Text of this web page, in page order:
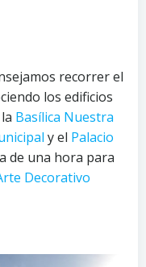
recorrer el
los edificios
Basílica Nuestra
y el Palacio
de una hora para
Decorativo